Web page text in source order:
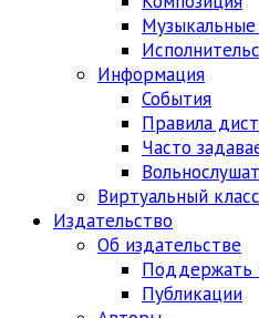
Информация
События
Правила
Часто
Виртуальный класс
Издательство
Об издательстве
Поддержать
Публикации